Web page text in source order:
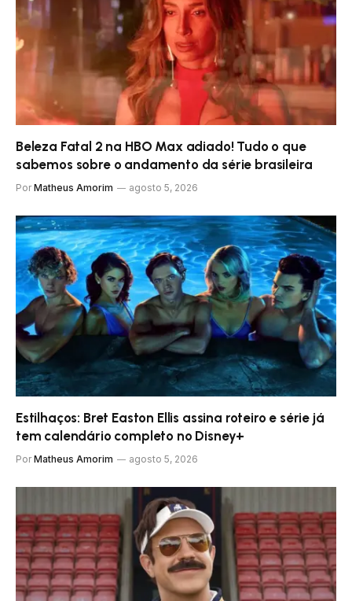
Beleza Fatal 2 na HBO Max adiado! Tudo o que
sabemos sobre o andamento da série brasileira
Por Matheus Amorim agosto 5, 2026
Estilhaços: Bret Easton Ellis assina roteiro e série já
tem calendário completo no Disney+
Por Matheus Amorim agosto 5, 2026